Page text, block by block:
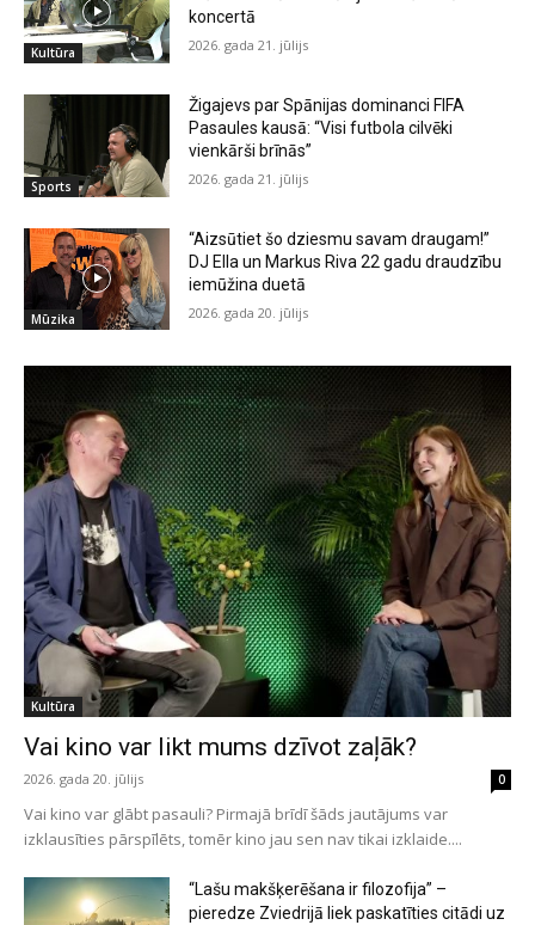
Kultūra
koncertā
2026. gada 21. jūlijs
Sports
Žigajevs par Spānijas dominanci FIFA
Pasaules kausā: “Visi futbola cilvēki
vienkārši brīnās”
2026. gada 21. jūlijs
Mūzika
“Aizsūtiet šo dziesmu savam draugam!”
DJ Ella un Markus Riva 22 gadu draudzību
iemūžina duetā
2026. gada 20. jūlijs
Kultūra
Vai kino var likt mums dzīvot zaļāk?
2026. gada 20. jūlijs 0
Vai kino var glābt pasauli? Pirmajā brīdī šāds jautājums var
izklausīties pārspīlēts, tomēr kino jau sen nav tikai izklaide....
“Lašu makšķerēšana ir filozofija” –
pieredze Zviedrijā liek paskatīties citādi uz